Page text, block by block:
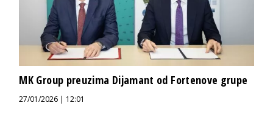
MK Group preuzima Dijamant od Fortenove grupe
27/01/2026 | 12:01